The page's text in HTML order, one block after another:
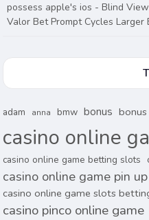
possess apple's ios - Blind View
Valor Bet Prompt Cycles Larger
adam anna bmw bonus
casino online
casino online game betting slots
casino online game pin up
casino online game slots
casino pinco online game